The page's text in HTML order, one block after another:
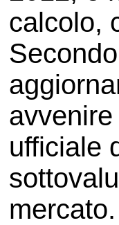
calcolo,
ufficiale